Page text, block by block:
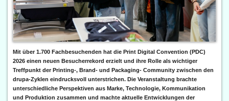
Mit über 1.700 Fachbesuchenden hat die Print Digital Convention (PDC)
2026 einen neuen Besucherrekord erzielt und ihre Rolle als wichtiger
Treffpunkt der Printing-, Brand- und Packaging- Community zwischen den
drupa-Zyklen eindrucksvoll unterstrichen. Die Veranstaltung brachte
unterschiedliche Perspektiven aus Marke, Technologie, Kommunikation
und Produktion zusammen und machte aktuelle Entwicklungen der